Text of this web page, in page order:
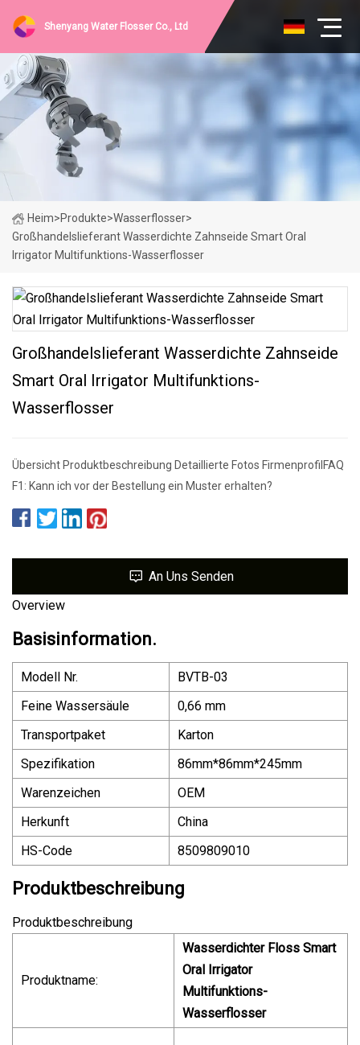
Shenyang Water Flosser Co., Ltd
Heim>Produkte>Wasserflosser>
Großhandelslieferant Wasserdichte Zahnseide Smart Oral
Irrigator Multifunktions-Wasserflosser
Großhandelslieferant Wasserdichte Zahnseide
Smart Oral Irrigator Multifunktions-
Wasserflosser
Übersicht Produktbeschreibung Detaillierte Fotos FirmenprofilFAQ
F1: Kann ich vor der Bestellung ein Muster erhalten?
An Uns Senden
Overview
Basisinformation.
Modell Nr.
BVTB-03
Feine Wassersäule
0,66 mm
Transportpaket
Karton
Spezifikation
86mm*86mm*245mm
Warenzeichen
OEM
Herkunft
China
HS-Code
8509809010
Produktbeschreibung
Produktbeschreibung
Produktname:
Wasserdichter Floss Smart
Oral Irrigator
Multifunktions-
Wasserflosser